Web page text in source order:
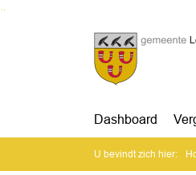
Dashboard
U bevindt zich hier: